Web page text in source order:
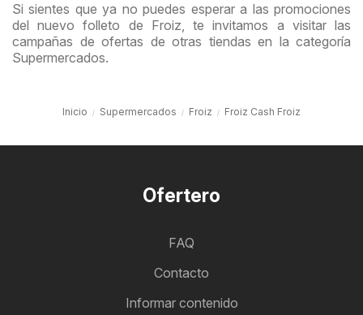
Si sientes que ya no puedes esperar a las promociones
del nuevo folleto de Froiz, te invitamos a visitar las
campañas de ofertas de otras tiendas en la categoría
Supermercados.
Inicio Supermercados Froiz Froiz Cash Froiz
Ofertero
FAQ
Contacto
Informar contenido